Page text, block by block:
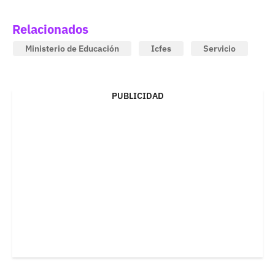
Relacionados
Ministerio de Educación Icfes Servicio
PUBLICIDAD